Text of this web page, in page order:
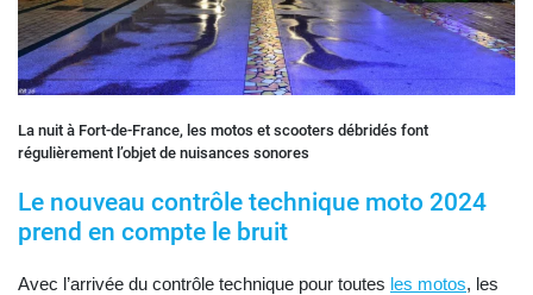
La nuit à Fort-de-France, les motos et scooters débridés font
régulièrement l’objet de nuisances sonores
Le nouveau contrôle technique moto 2024
prend en compte le bruit
Avec l’arrivée du contrôle technique pour toutes les motos, les